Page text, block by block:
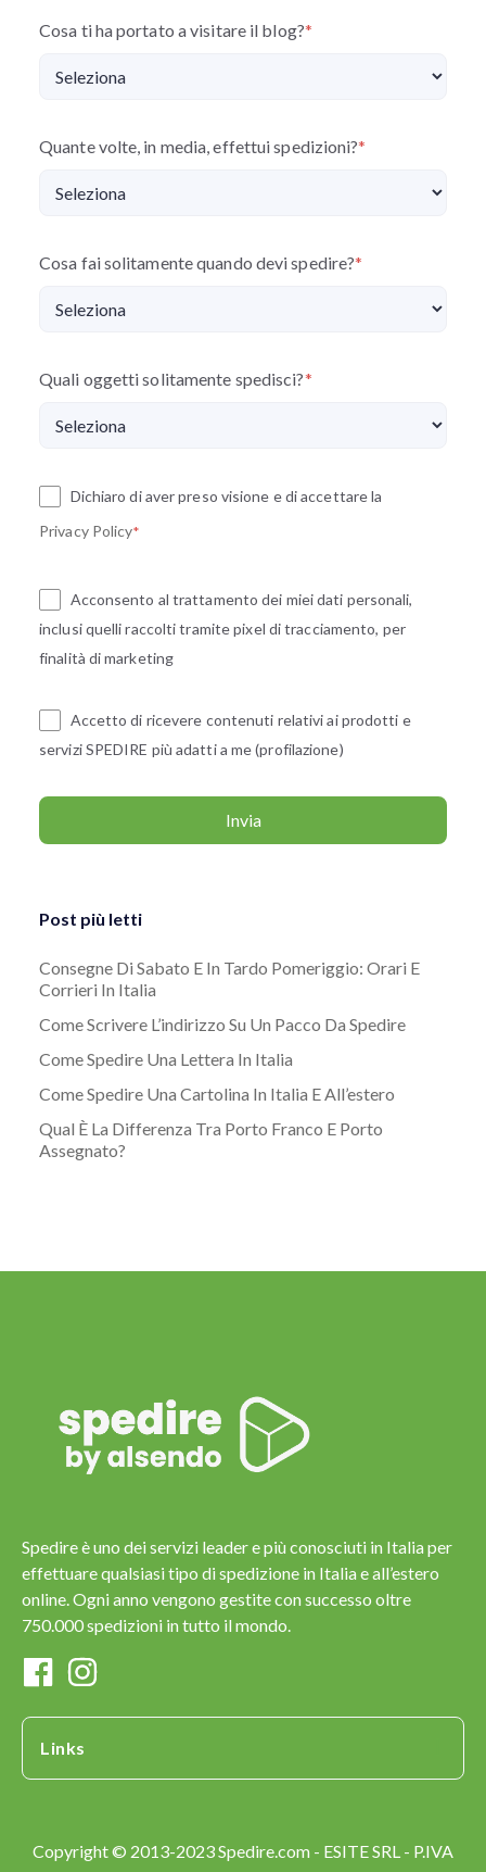
Cosa ti ha portato a visitare il blog?*
Quante volte, in media, effettui spedizioni?*
Cosa fai solitamente quando devi spedire?*
Quali oggetti solitamente spedisci?*
Dichiaro di aver preso visione e di accettare la
Privacy Policy*
Acconsento al trattamento dei miei dati personali,
inclusi quelli raccolti tramite pixel di tracciamento, per
finalità di marketing
Accetto di ricevere contenuti relativi ai prodotti e
servizi SPEDIRE più adatti a me (profilazione)
Post più letti
Consegne Di Sabato E In Tardo Pomeriggio: Orari E
Corrieri In Italia
Come Scrivere L’indirizzo Su Un Pacco Da Spedire
Come Spedire Una Lettera In Italia
Come Spedire Una Cartolina In Italia E All’estero
Qual È La Differenza Tra Porto Franco E Porto
Assegnato?
Spedire è uno dei servizi leader e più conosciuti in Italia per
effettuare qualsiasi tipo di spedizione in Italia e all’estero
online. Ogni anno vengono gestite con successo oltre
750.000 spedizioni in tutto il mondo.
Links
Copyright © 2013-2023 Spedire.com - ESITE SRL - P.IVA